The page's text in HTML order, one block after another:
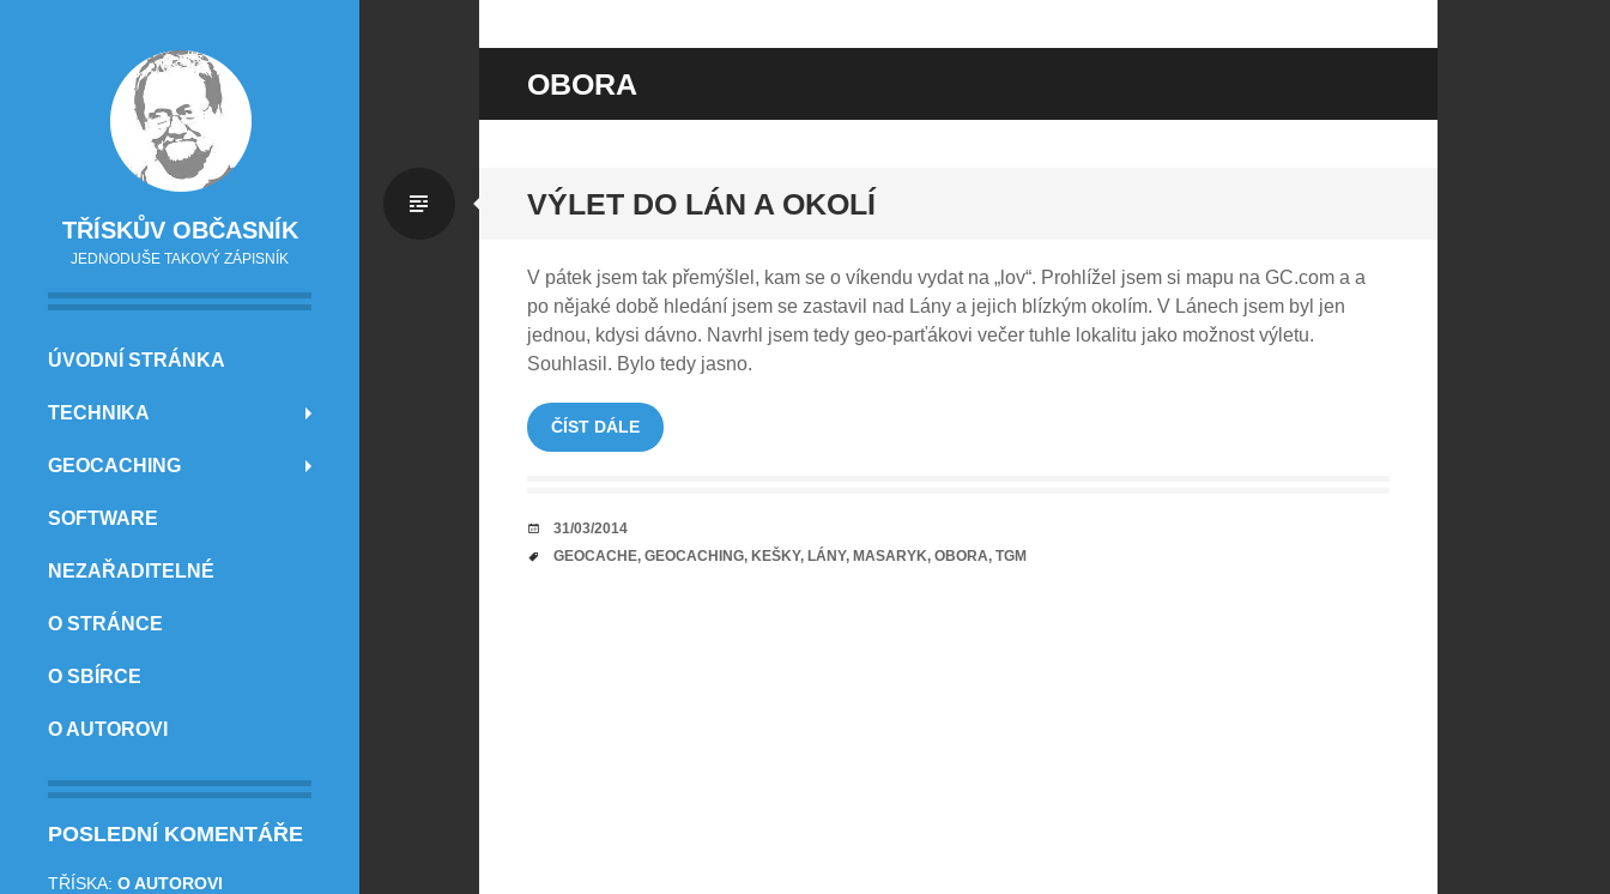
TŘÍSKŮV OBČASNÍK
JEDNODUŠE TAKOVÝ ZÁPISNÍK
PŘEJÍT NA OBSAH
ÚVODNÍ STRÁNKA
TECHNIKA
GEOCACHING
SOFTWARE
NEZAŘADITELNÉ
O STRÁNCE
O SBÍRCE
O AUTOROVI
POSLEDNÍ KOMENTÁŘE
TŘÍSKA: O AUTOROVI
OBORA
VÝLET DO LÁN A OKOLÍ
Standart
V pátek jsem tak přemýšlel, kam se o víkendu vydat na „lov“. Prohlížel jsem si mapu na GC.com a a
po nějaké době hledání jsem se zastavil nad Lány a jejich blízkým okolím. V Lánech jsem byl jen
jednou, kdysi dávno. Navrhl jsem tedy geo-parťákovi večer tuhle lokalitu jako možnost výletu.
Souhlasil. Bylo tedy jasno.
ČÍST DÁLE
DATUM
31/03/2014
TAGY
GEOCACHE, GEOCACHING, KEŠKY, LÁNY, MASARYK, OBORA, TGM